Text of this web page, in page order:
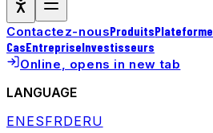
Contactez-nousProduitsPlateforme
CasEntrepriseInvestisseurs
Online, opens in new tab
LANGUAGE
ENESFRDERU